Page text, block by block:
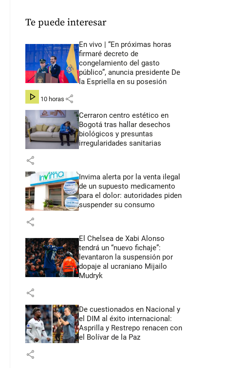
Te puede interesar
En vivo | “En próximas horas
firmaré decreto de
congelamiento del gasto
público”, anuncia presidente De
la Espriella en su posesión
hace 10 horas share
Cerraron centro estético en
Bogotá tras hallar desechos
biológicos y presuntas
irregularidades sanitarias
share
Invima alerta por la venta ilegal
de un supuesto medicamento
para el dolor: autoridades piden
suspender su consumo
share
El Chelsea de Xabi Alonso
tendrá un “nuevo fichaje”:
levantaron la suspensión por
dopaje al ucraniano Mijailo
Mudryk
share
De cuestionados en Nacional y
el DIM al éxito internacional:
Asprilla y Restrepo renacen con
el Bolívar de la Paz
share